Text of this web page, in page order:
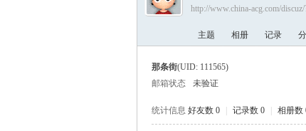
›
http://www.china-acg.com/
主题 相册 记录
那条街(UID: 111565)
邮箱状态
未验证
统计信息 好友数 0 记录数 0 相册数